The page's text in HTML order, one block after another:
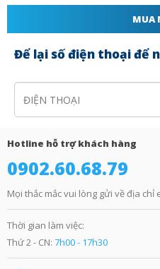
MUA
Để lại số điện thoại để
Hotline hỗ trợ khách hàng
0902.60.68.79
Mọi thắc mắc vui lòng gửi về địa chỉ
Thời gian làm việc:
Thứ 2 - CN: 7h00 - 17h30